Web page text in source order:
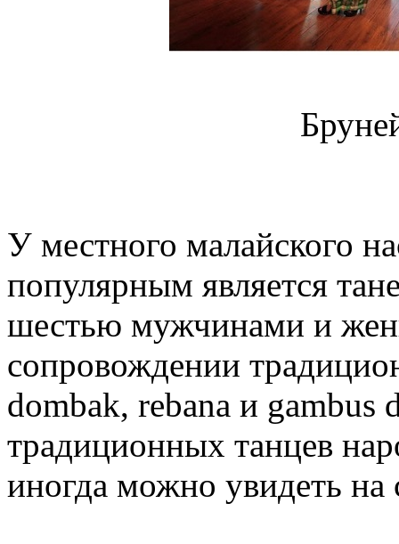
У местного малайского
популярным является
шестью мужчинами и
сопровождении
dombak, rebana и gambus
традиционных танцев
иногда можно увидеть